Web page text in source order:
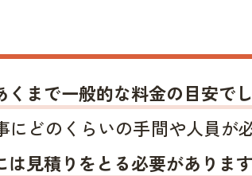
まで一般的な料金の目安でし
どのくらいの手間や人員が
見積りをとる必要があります